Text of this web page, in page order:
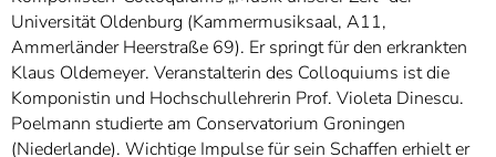
Universität Oldenburg (Kammermusiksaal, A11,
Ammerländer Heerstraße 69). Er springt für den erkrankten
Klaus Oldemeyer. Veranstalterin des Colloquiums ist die
Komponistin und Hochschullehrerin Prof. Violeta Dinescu.
Poelmann studierte am Conservatorium Groningen
(Niederlande). Wichtige Impulse für sein Schaffen erhielt er